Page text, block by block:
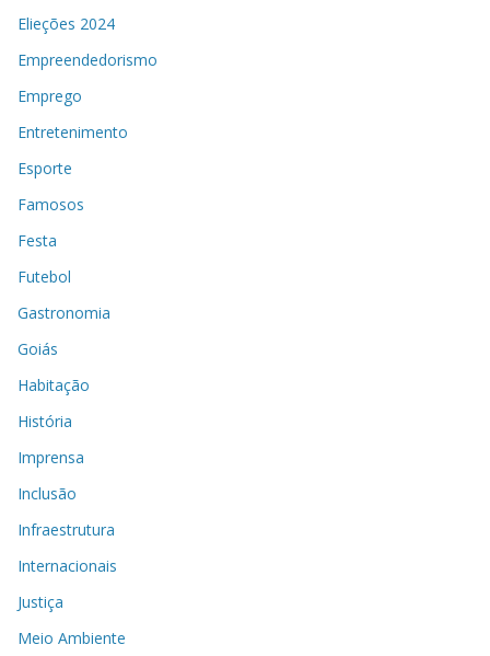
Elieções 2024
Empreendedorismo
Emprego
Entretenimento
Esporte
Famosos
Festa
Futebol
Gastronomia
Goiás
Habitação
História
Imprensa
Inclusão
Infraestrutura
Internacionais
Justiça
Meio Ambiente